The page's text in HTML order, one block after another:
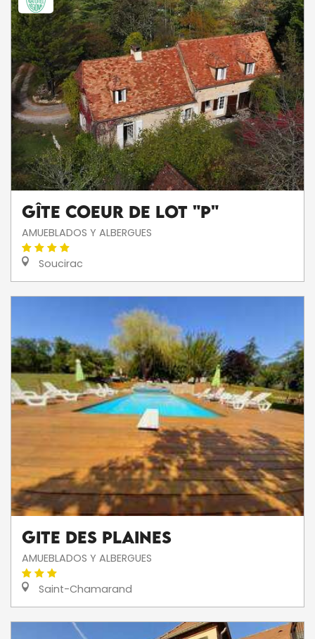
Gîte Coeur De Lot "P"
AMUEBLADOS Y ALBERGUES
Soucirac
Gite des Plaines
AMUEBLADOS Y ALBERGUES
Saint-Chamarand